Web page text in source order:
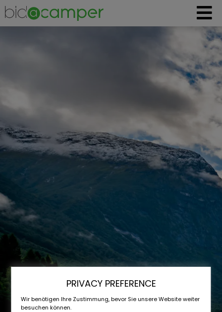
VRAGEN EN SNELLE ANTWOORDEN
PRIVACY PREFERENCE
Wir benötigen Ihre Zustimmung, bevor Sie unsere Website weiter
besuchen können.